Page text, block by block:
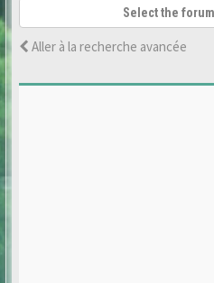
Select the
Aller à la recherche avancée